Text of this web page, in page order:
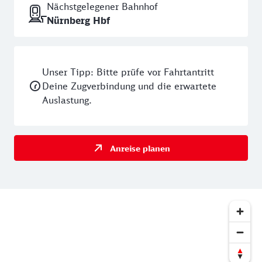
Nächstgelegener Bahnhof
Nürnberg Hbf
Unser Tipp: Bitte prüfe vor Fahrtantritt
Deine Zugverbindung und die erwartete
Auslastung.
Anreise planen